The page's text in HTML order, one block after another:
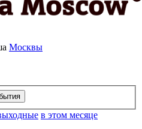
Москвы
в этом месяце